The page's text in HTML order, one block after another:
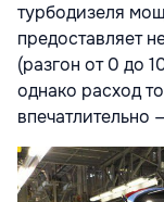
турбодизеля
предоставляет
(разгон от 0 до
однако расход
впечатлительно